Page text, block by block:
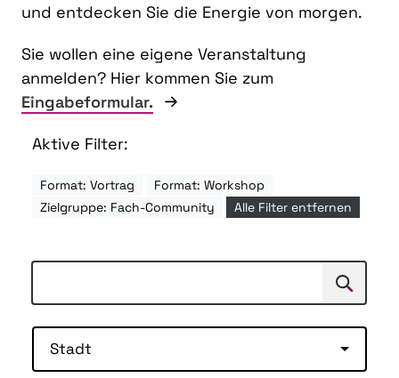
und entdecken Sie die Energie von morgen.
Sie wollen eine eigene Veranstaltung
anmelden? Hier kommen Sie zum
Eingabeformular.
Aktive Filter:
Format: Vortrag
Format: Workshop
Zielgruppe: Fach-Community
Alle Filter entfernen
Suchen
Stadt